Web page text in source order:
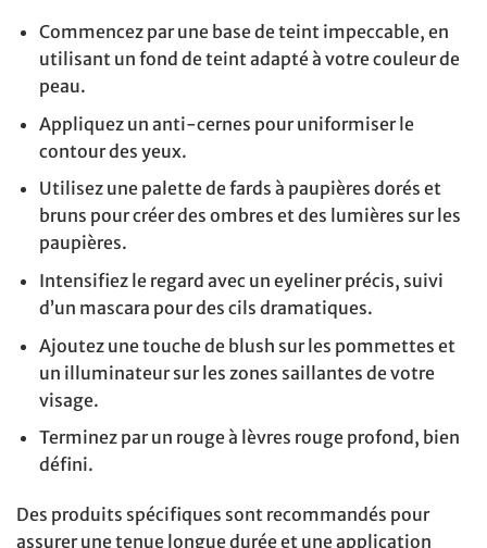
Commencez par une base de teint impeccable, en
utilisant un fond de teint adapté à votre couleur de
peau.
Appliquez un anti-cernes pour uniformiser le
contour des yeux.
Utilisez une palette de fards à paupières dorés et
bruns pour créer des ombres et des lumières sur les
paupières.
Intensifiez le regard avec un eyeliner précis, suivi
d’un mascara pour des cils dramatiques.
Ajoutez une touche de blush sur les pommettes et
un illuminateur sur les zones saillantes de votre
visage.
Terminez par un rouge à lèvres rouge profond, bien
défini.
Des produits spécifiques sont recommandés pour
assurer une tenue longue durée et une application